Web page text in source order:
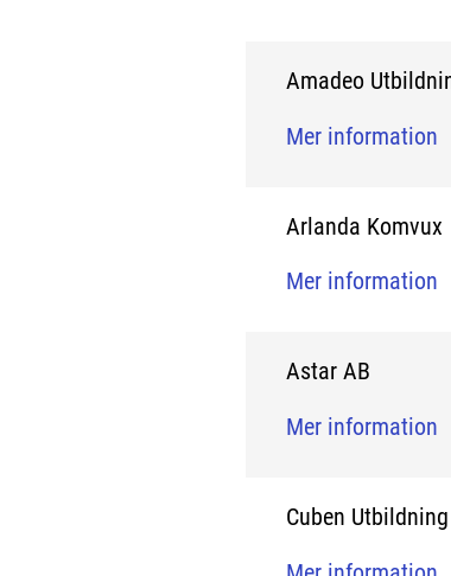
Amadeo
Mer information
Arlanda Komvux
Mer information
Astar AB
Mer information
Cuben